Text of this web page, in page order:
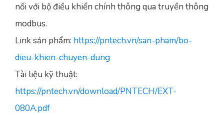
nối với bộ điều khiển chính thông qua truyền thông
modbus.
Link sản phẩm: https://pntech.vn/san-pham/bo-
dieu-khien-chuyen-dung
Tài liệu kỹ thuật:
https://pntech.vn/download/PNTECH/EXT-
080A.pdf